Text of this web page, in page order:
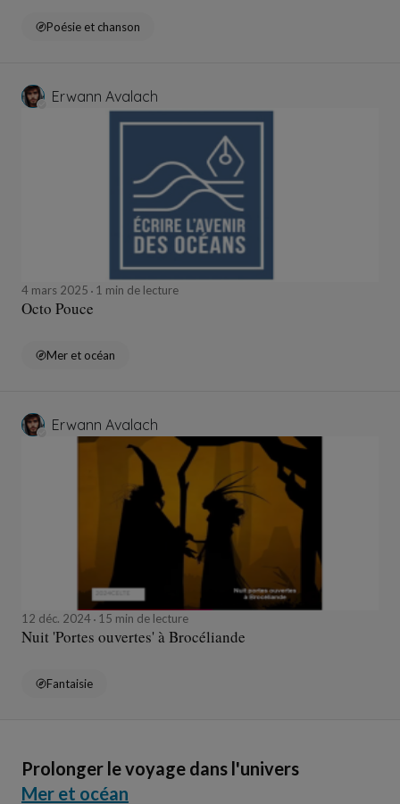
Poésie et chanson
Erwann Avalach
4 mars 2025 1 min de lecture
Octo Pouce
Mer et océan
Erwann Avalach
12 déc. 2024 15 min de lecture
Nuit 'Portes ouvertes' à Brocéliande
Fantaisie
Prolonger le voyage dans l'univers
Mer et océan